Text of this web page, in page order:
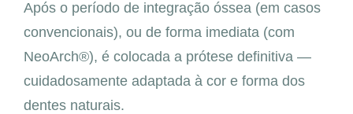
Após o período de integração óssea (em casos
convencionais), ou de forma imediata (com
NeoArch®), é colocada a prótese definitiva —
cuidadosamente adaptada à cor e forma dos
dentes naturais.